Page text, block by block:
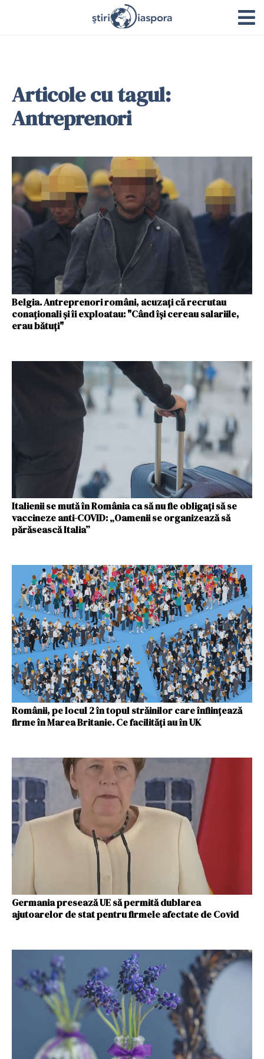
Articole cu tagul:
Antreprenori
Belgia. Antreprenori români, acuzați că recrutau
conaționali și îi exploatau: "Când își cereau salariile,
erau bătuți"
Italienii se mută în România ca să nu fie obligați să se
vaccineze anti-COVID: „Oamenii se organizează să
părăsească Italia”
Românii, pe locul 2 în topul străinilor care înfiinţează
firme în Marea Britanie. Ce facilități au în UK
Germania presează UE să permită dublarea
ajutoarelor de stat pentru firmele afectate de Covid